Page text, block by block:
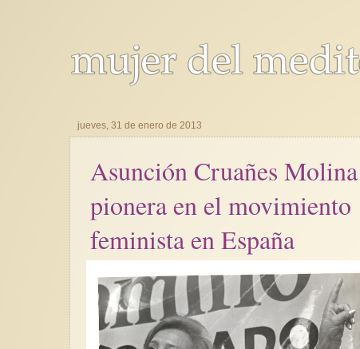
jueves, 31 de enero de 2013
Asunción Cruañes Molina
pionera en el movimiento
feminista en España